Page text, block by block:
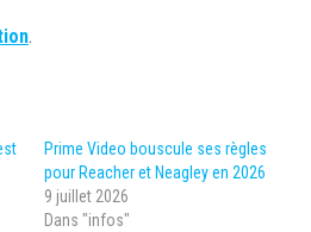
.
Prime Video bouscule ses règles
pour Reacher et Neagley en 2026
9 juillet 2026
Dans "infos"